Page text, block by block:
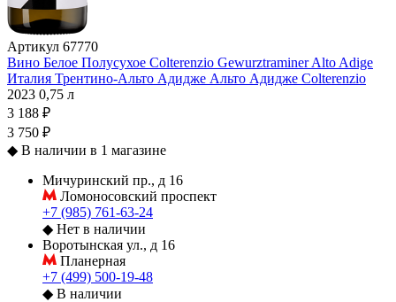
Артикул 67770
Вино Белое Полусухое Colterenzio Gewurztraminer Alto Adige
Италия Трентино-Альто Адидже Альто Адидже Colterenzio
2023 0,75 л
3 188 ₽
3 750 ₽
◆ В наличии в 1 магазине
Мичуринский пр., д 16
Ломоносовский проспект
+7 (985) 761-63-24
◆ Нет в наличии
Воротынская ул., д 16
Планерная
+7 (499) 500-19-48
◆ В наличии